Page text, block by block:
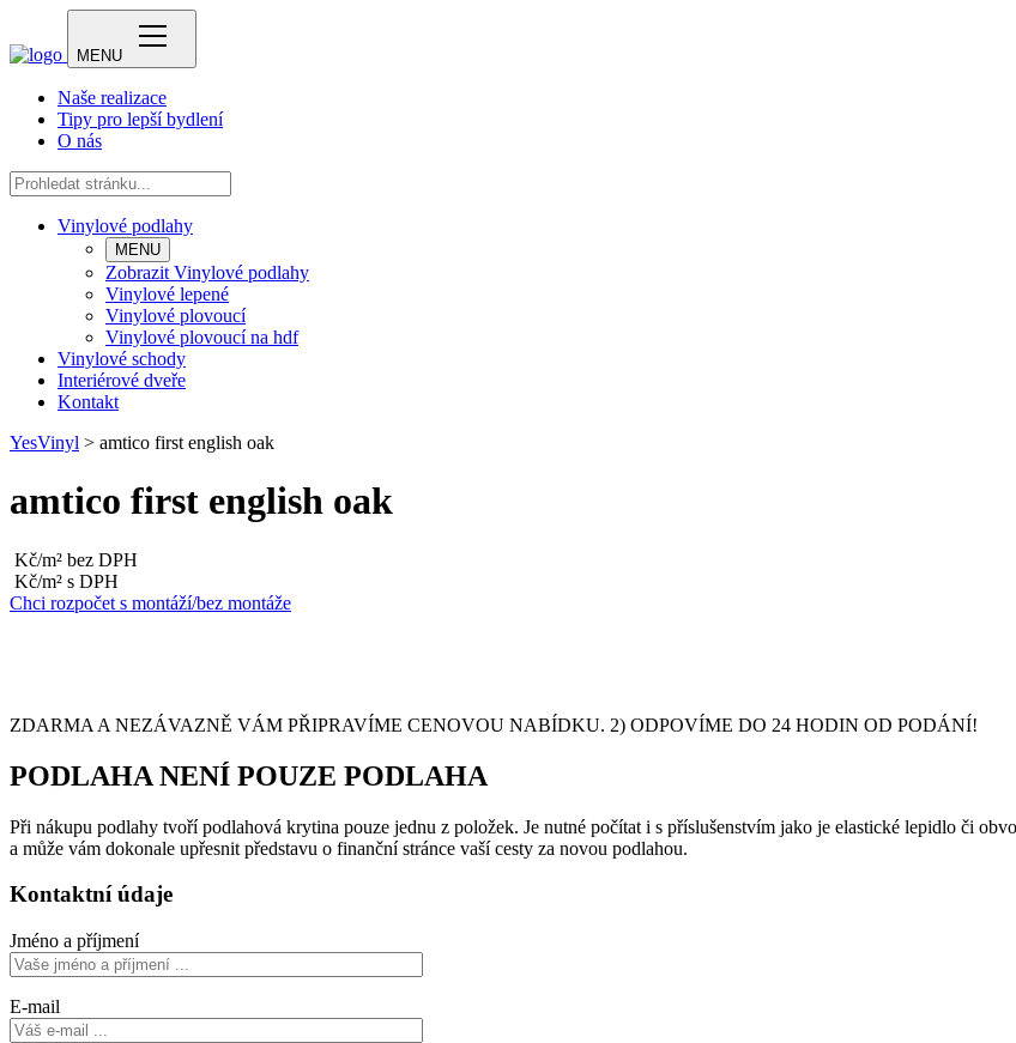
MENU
Naše realizace
Tipy pro lepší bydlení
O nás
Vinylové podlahy
MENU
Zobrazit Vinylové podlahy
Vinylové lepené
Vinylové plovoucí
Vinylové plovoucí na hdf
Vinylové schody
Interiérové dveře
Kontakt
YesVinyl > amtico first english oak
amtico first english oak
Kč/m² bez DPH
Kč/m² s DPH
Chci rozpočet s montáží/bez montáže
ZDARMA A NEZÁVAZNĚ VÁM PŘIPRAVÍME CENOVOU NABÍDKU. 2) ODPOVÍME DO 24 HODIN OD PODÁNÍ!
PODLAHA NENÍ POUZE PODLAHA
Při nákupu podlahy tvoří podlahová krytina pouze jednu z položek. Je nutné počítat i s příslušenstvím jako je elastické lepidlo či
a může vám dokonale upřesnit představu o finanční stránce vaší cesty za novou podlahou.
Kontaktní údaje
Jméno a příjmení
E-mail